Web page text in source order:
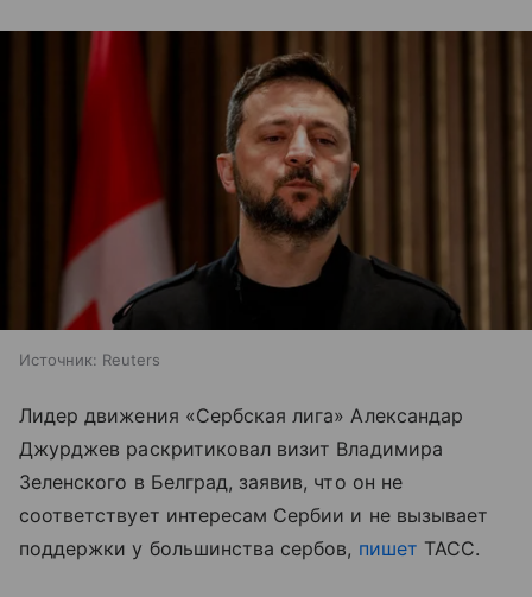
Источник: Reuters
Лидер движения «Сербская лига» Александар
Джурджев раскритиковал визит Владимира
Зеленского в Белград, заявив, что он не
соответствует интересам Сербии и не вызывает
поддержки у большинства сербов, пишет ТАСС.